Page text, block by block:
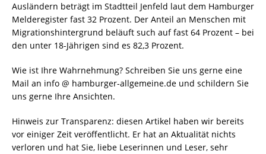
Ausländern beträgt im Stadtteil Jenfeld laut dem Hamburger
Melderegister fast 32 Prozent. Der Anteil an Menschen mit
Migrationshintergrund beläuft such auf fast 64 Prozent – bei
den unter 18-Jährigen sind es 82,3 Prozent.
Wie ist Ihre Wahrnehmung? Schreiben Sie uns gerne eine
Mail an info @ hamburger-allgemeine.de und schildern Sie
uns gerne Ihre Ansichten.
Hinweis zur Transparenz: diesen Artikel haben wir bereits
vor einiger Zeit veröffentlicht. Er hat an Aktualität nichts
verloren und hat Sie, liebe Leserinnen und Leser, sehr